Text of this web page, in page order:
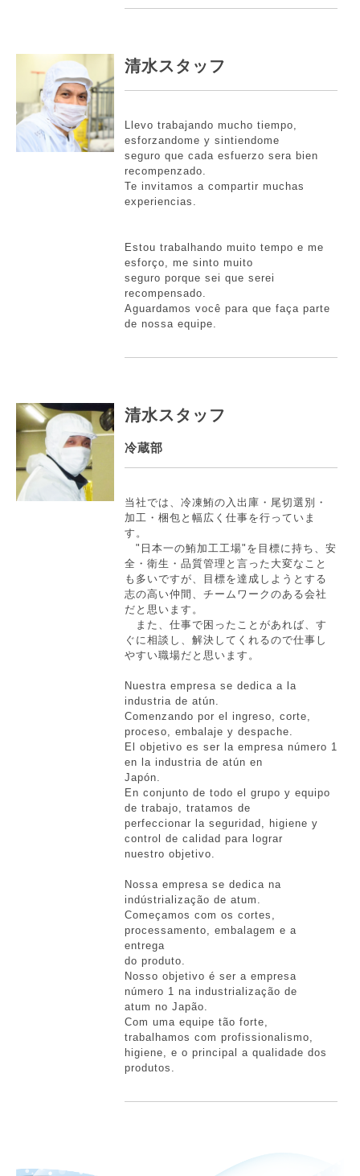
清水スタッフ
Llevo trabajando mucho tiempo,
esforzandome y sintiendome
seguro que cada esfuerzo sera bien
recompenzado.
Te invitamos a compartir muchas
experiencias.
Estou trabalhando muito tempo e me
esforço, me sinto muito
seguro porque sei que serei
recompensado.
Aguardamos você para que faça parte
de nossa equipe.
清水スタッフ
冷蔵部
当社では、冷凍鮪の入出庫・尾切選別・
加工・梱包と幅広く仕事を行っていま
す。
"日本一の鮪加工工場"を目標に持ち、安
全・衛生・品質管理と言った大変なこと
も多いですが、目標を達成しようとする
志の高い仲間、チームワークのある会社
だと思います。
また、仕事で困ったことがあれば、す
ぐに相談し、解決してくれるので仕事し
やすい職場だと思います。
Nuestra empresa se dedica a la
industria de atún.
Comenzando por el ingreso, corte,
proceso, embalaje y despache.
El objetivo es ser la empresa número 1
en la industria de atún en
Japón.
En conjunto de todo el grupo y equipo
de trabajo, tratamos de
perfeccionar la seguridad, higiene y
control de calidad para lograr
nuestro objetivo.
Nossa empresa se dedica na
indústrialização de atum.
Começamos com os cortes,
processamento, embalagem e a
entrega
do produto.
Nosso objetivo é ser a empresa
número 1 na industrialização de
atum no Japão.
Com uma equipe tão forte,
trabalhamos com profissionalismo,
higiene, e o principal a qualidade dos
produtos.